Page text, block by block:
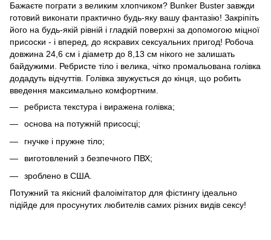
Бажаєте пограти з великим хлопчиком? Bunker Buster завжди
готовий виконати практично будь-яку вашу фантазію! Закріпіть
його на будь-якій рівній і гладкій поверхні за допомогою міцної
присоски - і вперед, до яскравих сексуальних пригод! Робоча
довжина 24,6 см і діаметр до 8,13 см нікого не залишать
байдужими. Ребристе тіло і велика, чітко промальована голівка
додадуть відчуттів. Голівка звужується до кінця, що робить
введення максимально комфортним.
ребриста текстура і виражена голівка;
основа на потужній присосці;
гнучке і пружне тіло;
виготовлений з безпечного ПВХ;
зроблено в США.
Потужний та якісний фалоімітатор для фістингу ідеально
підійде для просунутих любителів самих різних видів сексу!